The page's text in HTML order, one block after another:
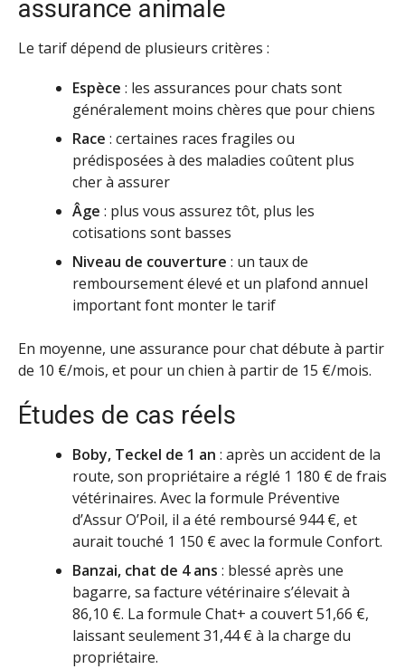
assurance animale
Le tarif dépend de plusieurs critères :
Espèce : les assurances pour chats sont
généralement moins chères que pour chiens
Race : certaines races fragiles ou
prédisposées à des maladies coûtent plus
cher à assurer
Âge : plus vous assurez tôt, plus les
cotisations sont basses
Niveau de couverture : un taux de
remboursement élevé et un plafond annuel
important font monter le tarif
En moyenne, une assurance pour chat débute à partir
de 10 €/mois, et pour un chien à partir de 15 €/mois.
Études de cas réels
Boby, Teckel de 1 an : après un accident de la
route, son propriétaire a réglé 1 180 € de frais
vétérinaires. Avec la formule Préventive
d’Assur O’Poil, il a été remboursé 944 €, et
aurait touché 1 150 € avec la formule Confort.
Banzai, chat de 4 ans : blessé après une
bagarre, sa facture vétérinaire s’élevait à
86,10 €. La formule Chat+ a couvert 51,66 €,
laissant seulement 31,44 € à la charge du
propriétaire.